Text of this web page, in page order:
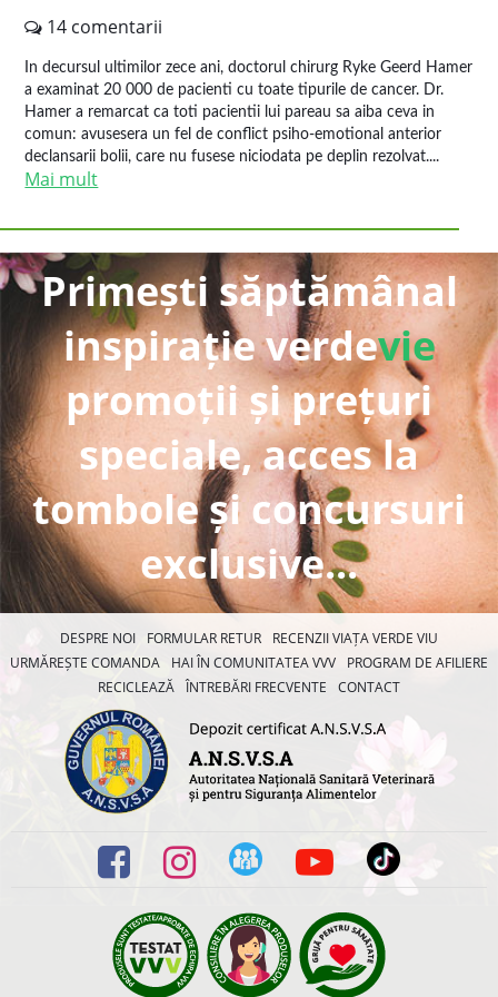
14 comentarii
In decursul ultimilor zece ani, doctorul chirurg Ryke Geerd Hamer
a examinat 20 000 de pacienti cu toate tipurile de cancer. Dr.
Hamer a remarcat ca toti pacientii lui pareau sa aiba ceva in
comun: avusesera un fel de conflict psiho-emotional anterior
declansarii bolii, care nu fusese niciodata pe deplin rezolvat....
Mai mult
Primești săptămânal
inspirație verdevie
promoții și prețuri
speciale, acces la
tombole și concursuri
exclusive...
DESPRE NOI FORMULAR RETUR
RECENZII VIAȚA VERDE VIU
URMĂREȘTE COMANDA
HAI ÎN COMUNITATEA VVV
PROGRAM DE AFILIERE
RECICLEAZĂ ÎNTREBĂRI FRECVENTE CONTACT